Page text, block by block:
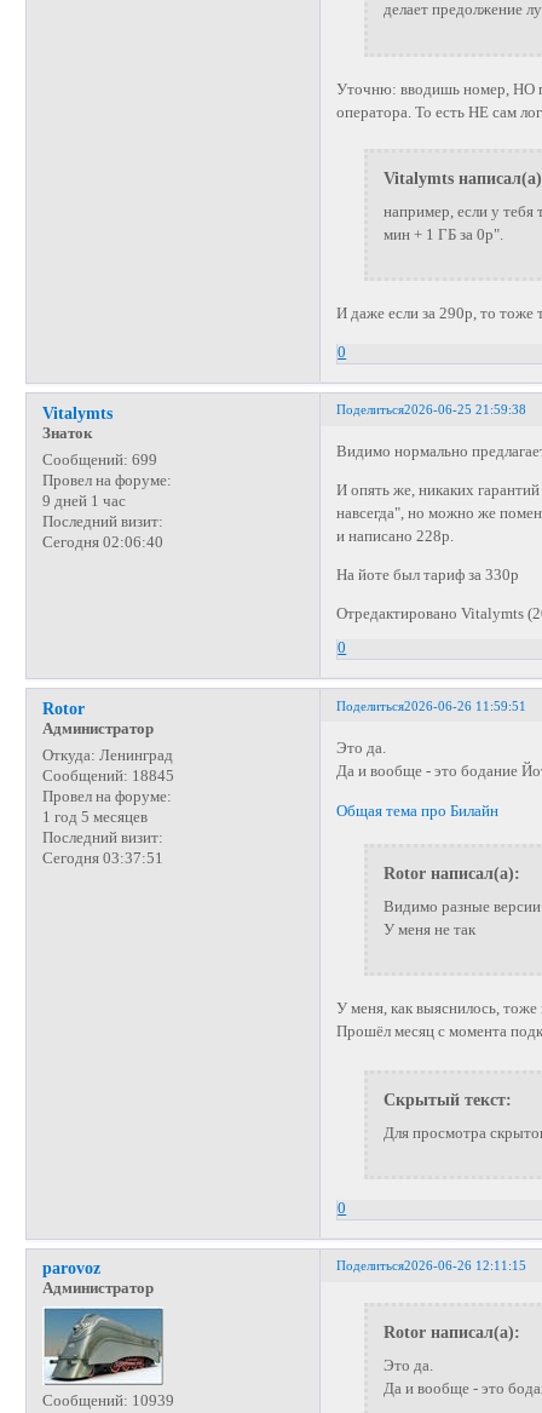
делает предолжение
Уточню: вводишь номер, НО
оператора. То есть НЕ сам
Vitalymts
например, если у
мин + 1 ГБ за 0р".
И даже если за 290р, то тоже
0
Поделиться2026-06-25 21:59:38
Vitalymts
Знаток
Сообщений: 699
Провел на форуме:
9 дней 1 час
Последний визит:
Сегодня 02:06:40
Видимо нормально
И опять же, никаких
навсегда", но можно же
и написано 228р.
На йоте был тариф за 330р
Отредактировано Vitalymts
0
Поделиться2026-06-26 11:59:51
Rotor
Администратор
Откуда: Ленинград
Сообщений: 18845
Провел на форуме:
1 год 5 месяцев
Последний визит:
Сегодня 03:37:51
Это да.
Да и вообще - это бодание
Общая тема про Билайн
Rotor написал(а):
Видимо разные
У меня не так
У меня, как выяснилось, тоже
Прошёл месяц с момента
Скрытый текст:
Для просмотра
0
Поделиться2026-06-26 12:11:15
parovoz
Администратор
Сообщений: 10939
Rotor написал(а):
Это да.
Да и вообще - это